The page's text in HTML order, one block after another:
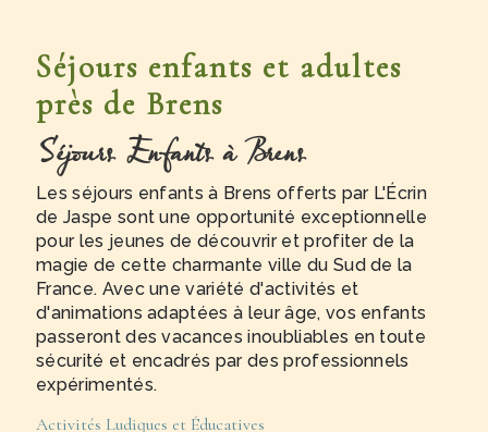
Séjours enfants et adultes
près de Brens
Séjours Enfants à Brens
Les séjours enfants à Brens offerts par L'Écrin
de Jaspe sont une opportunité exceptionnelle
pour les jeunes de découvrir et profiter de la
magie de cette charmante ville du Sud de la
France. Avec une variété d'activités et
d'animations adaptées à leur âge, vos enfants
passeront des vacances inoubliables en toute
sécurité et encadrés par des professionnels
expérimentés.
Activités Ludiques et Éducatives